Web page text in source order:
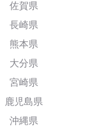
佐賀県
長崎県
熊本県
大分県
宮崎県
鹿児島県
沖縄県